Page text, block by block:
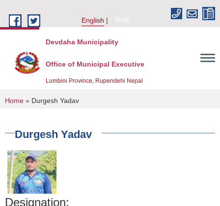
English
नेपाली
Devdaha Municipality
Office of Municipal Executive
Lumbini Province, Rupendehi Nepal
You are here
Home » Durgesh Yadav
Durgesh Yadav
Designation: